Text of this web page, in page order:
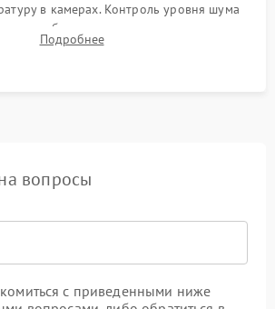
в камерах. Контроль уровня шума
обмерзания стенок и корректного
системы автоматической оттайки.
Подробнее
вопросы
с приведенными ниже